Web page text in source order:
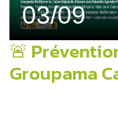
03/09
🚨
Groupama